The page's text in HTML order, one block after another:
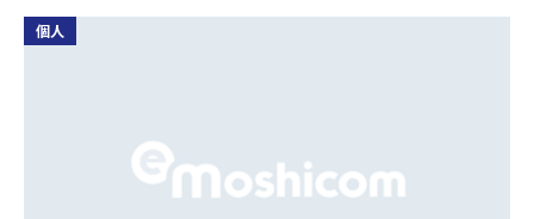
ソンフェスタ2025）。明るく楽しく走ることで本番で実力を最大限に
発揮できると身をもって実感し、その経験を他のランナーにも伝えた
個人